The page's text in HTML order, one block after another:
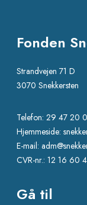
Fonden
Strandvejen 71 D
3070 Snekkersten
Telefon: 29 47 20
Hjemmeside:
E-mail:
CVR-nr.: 12 16 60
Gå til